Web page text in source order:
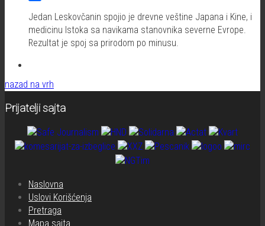
Jedan Leskovčanin spojio je drevne veštine Japana i Kine, i
medicinu Istoka sa navikama stanovnika severne Evrope.
Rezultat je spoj sa prirodom po minusu.
nazad na vrh
Prijatelji sajta
Naslovna
Uslovi Korišćenja
Pretraga
Mapa sajta